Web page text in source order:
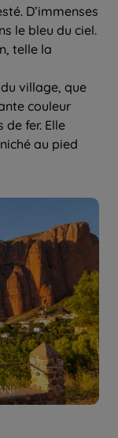
D’immenses
le bleu du ciel.
telle la
village, que
couleur
de fer. Elle
au pied